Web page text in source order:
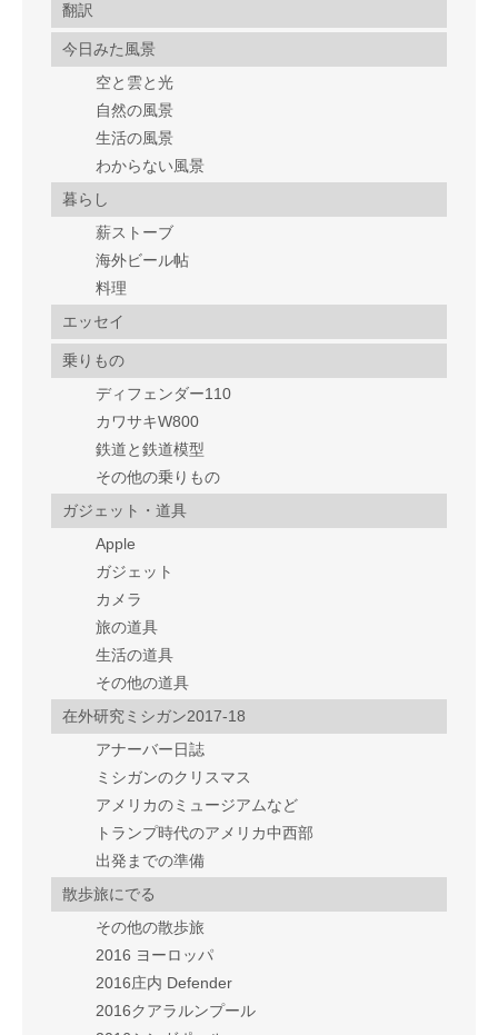
翻訳
今日みた風景
空と雲と光
自然の風景
生活の風景
わからない風景
暮らし
薪ストーブ
海外ビール帖
料理
エッセイ
乗りもの
ディフェンダー110
カワサキW800
鉄道と鉄道模型
その他の乗りもの
ガジェット・道具
Apple
ガジェット
カメラ
旅の道具
生活の道具
その他の道具
在外研究ミシガン2017-18
アナーバー日誌
ミシガンのクリスマス
アメリカのミュージアムなど
トランプ時代のアメリカ中西部
出発までの準備
散歩旅にでる
その他の散歩旅
2016 ヨーロッパ
2016庄内 Defender
2016クアラルンプール